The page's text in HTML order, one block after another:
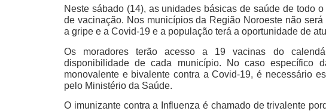
Neste sábado (14), as unidades básicas de saúde de todo
de vacinação. Nos municípios da Região Noroeste não
a gripe e a Covid-19 e a população terá a oportunidade de
Os moradores terão acesso a 19 vacinas do
disponibilidade de cada município. No caso específico
monovalente e bivalente contra a Covid-19, é necessário
pelo Ministério da Saúde.
O imunizante contra a Influenza é chamado de trivalente